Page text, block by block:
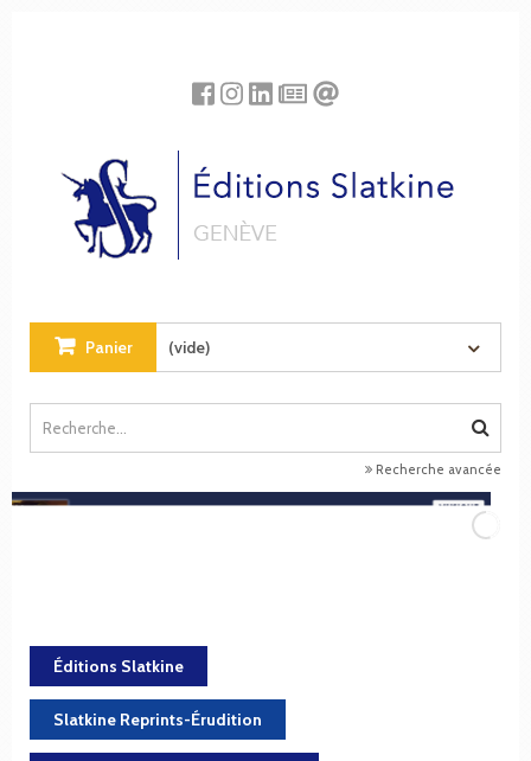
Panier (vide)
Recherche avancée
Éditions Slatkine
Slatkine Reprints-Érudition